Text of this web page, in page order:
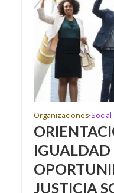
Organizaciones•Social
IGUALDAD
JUSTICIA